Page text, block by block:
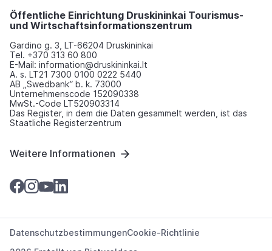
Öffentliche Einrichtung Druskininkai Tourismus-
und Wirtschaftsinformationszentrum
Gardino g. 3, LT-66204 Druskininkai
Tel. +370 313 60 800
E-Mail: information@druskininkai.lt
A. s. LT21 7300 0100 0222 5440
AB „Swedbank“ b. k. 73000
Unternehmenscode 152090338
MwSt.-Code LT520903314
Das Register, in dem die Daten gesammelt werden, ist das
Staatliche Registerzentrum
Weitere Informationen
DatenschutzbestimmungenCookie-Richtlinie